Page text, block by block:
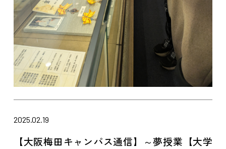
2025.02.19
【大阪梅田キャンパス通信】～夢授業【大学